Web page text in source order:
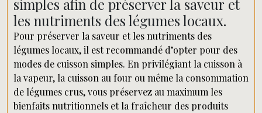
simples afin de préserver la saveur et
les nutriments des légumes locaux.
Pour préserver la saveur et les nutriments des
légumes locaux, il est recommandé d’opter pour des
modes de cuisson simples. En privilégiant la cuisson à
la vapeur, la cuisson au four ou même la consommation
de légumes crus, vous préservez au maximum les
bienfaits nutritionnels et la fraîcheur des produits